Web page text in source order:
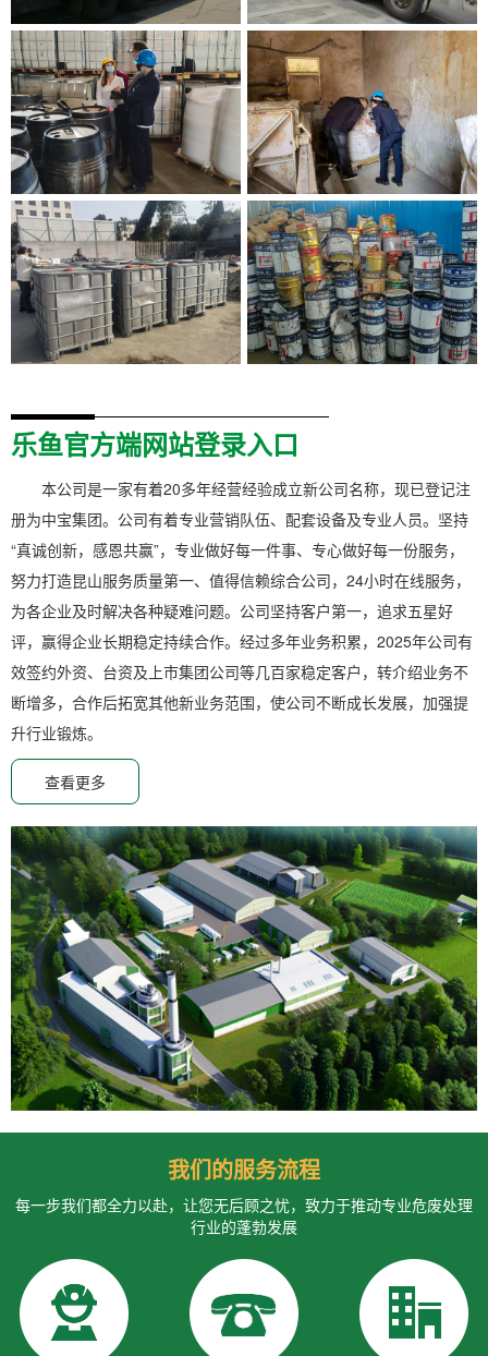
更多 更多
更多 更多
乐鱼官方端网站登录入口
本公司是一家有着20多年经营经验成立新公司名称，现已登记注
册为中宝集团。公司有着专业营销队伍、配套设备及专业人员。坚持
“真诚创新，感恩共赢”，专业做好每一件事、专心做好每一份服务，
努力打造昆山服务质量第一、值得信赖综合公司，24小时在线服务，
为各企业及时解决各种疑难问题。公司坚持客户第一，追求五星好
评，赢得企业长期稳定持续合作。经过多年业务积累，2025年公司有
效签约外资、台资及上市集团公司等几百家稳定客户，转介绍业务不
断增多，合作后拓宽其他新业务范围，使公司不断成长发展，加强提
升行业锻炼。
查看更多
我们的服务流程
每一步我们都全力以赴，让您无后顾之忧，致力于推动专业危废处理
行业的蓬勃发展